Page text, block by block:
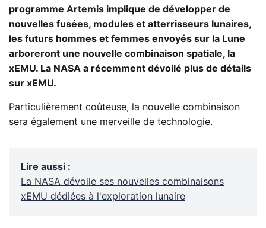
programme Artemis implique de développer de
nouvelles fusées, modules et atterrisseurs lunaires,
les futurs hommes et femmes envoyés sur la Lune
arboreront une nouvelle combinaison spatiale, la
xEMU. La NASA a récemment dévoilé plus de détails
sur xEMU.
Particulièrement coûteuse, la nouvelle combinaison
sera également une merveille de technologie.
Lire aussi :
La NASA dévoile ses nouvelles combinaisons
xEMU dédiées à l'exploration lunaire